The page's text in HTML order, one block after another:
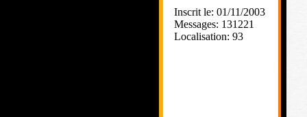
Inscrit le: 01/11/2003
Messages: 131221
Localisation: 93